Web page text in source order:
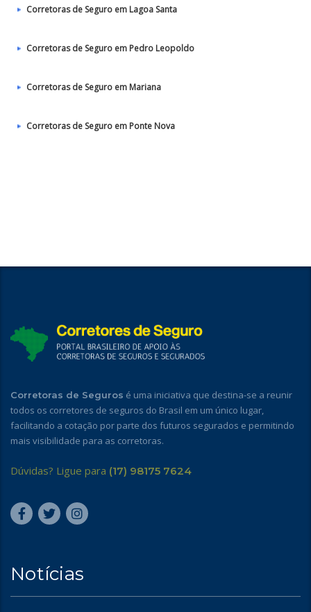
Corretoras de Seguro em Lagoa Santa
Corretoras de Seguro em Pedro Leopoldo
Corretoras de Seguro em Mariana
Corretoras de Seguro em Ponte Nova
Corretoras de Seguros é uma iniciativa que destina-se a reunir
todos os corretores de seguros do Brasil em um único lugar,
facilitando a cotação por parte dos futuros segurados e permitindo
mais visibilidade para as corretoras.
Dúvidas? Ligue para (17) 98175 7624
Notícias